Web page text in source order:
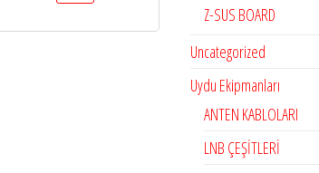
Z-SUS BOARD
Uncategorized
Uydu Ekipmanları
ANTEN KABLOLARI
LNB ÇEŞİTLERİ